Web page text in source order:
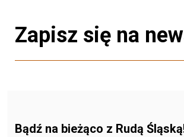
Zapisz się na
Bądź na bieżąco z Rudą